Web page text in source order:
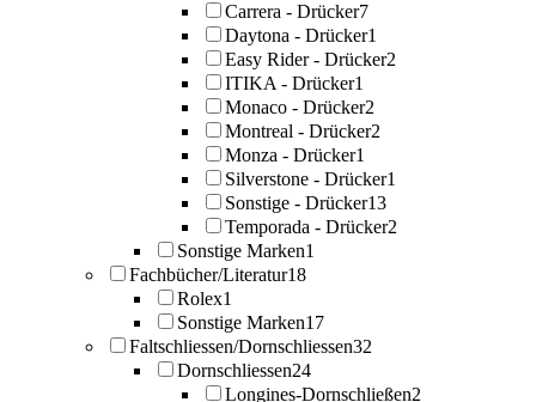
Carrera - Drücker7
Daytona - Drücker1
Easy Rider - Drücker2
ITIKA - Drücker1
Monaco - Drücker2
Montreal - Drücker2
Monza - Drücker1
Silverstone - Drücker1
Sonstige - Drücker13
Temporada - Drücker2
Sonstige Marken1
Fachbücher/Literatur18
Rolex1
Sonstige Marken17
Faltschliessen/Dornschliessen32
Dornschliessen24
Longines-Dornschließen2